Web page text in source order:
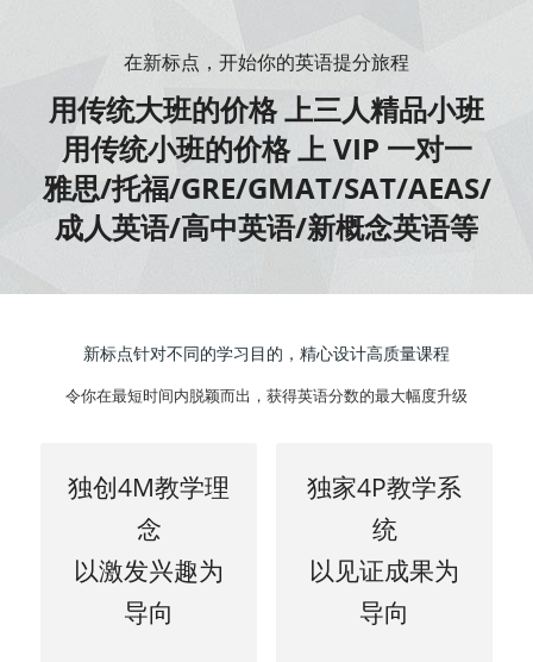
在新标点，开始你的英语提分旅程
用传统大班的价格 上三人精品小班
用传统小班的价格 上 VIP 一对一
雅思/托福/GRE/GMAT/SAT/AEAS/
成人英语/高中英语/新概念英语等
新标点针对不同的学习目的，精心设计高质量课程
令你在最短时间内脱颖而出，获得英语分数的最大幅度升级
独创4M教学理
念
以激发兴趣为
导向
独家4P教学系
统
以见证成果为
导向